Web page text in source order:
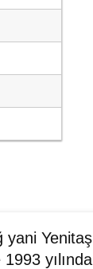
yani Yenitaş
1993 yılında